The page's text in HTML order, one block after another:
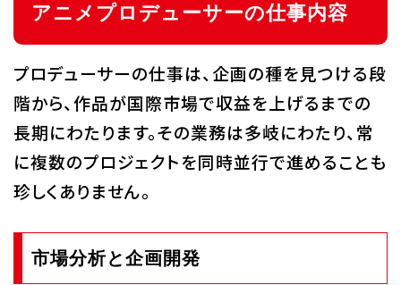
アニメプロデューサーの仕事内容
プロデューサーの仕事は、企画の種を見つける段
階から、作品が国際市場で収益を上げるまでの
長期にわたります。その業務は多岐にわたり、常
に複数のプロジェクトを同時並行で進めることも
珍しくありません。
市場分析と企画開発